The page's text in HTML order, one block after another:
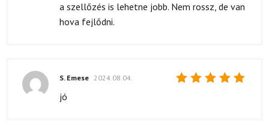
a szellőzés is lehetne jobb. Nem rossz, de van
hova fejlődni.
S. Emese 2024.08.04.
jó